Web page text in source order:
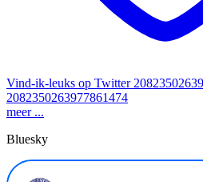
Vind-ik-leuks op Twitter
2082350263977861474
meer ...
Bluesky